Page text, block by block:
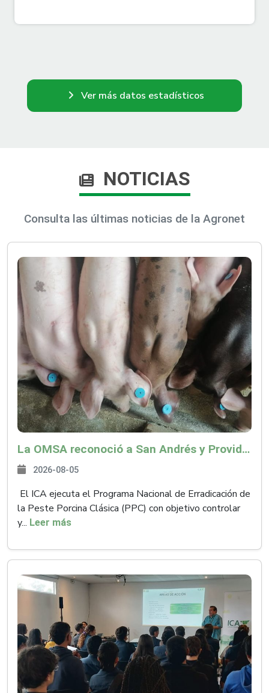
Ver más datos estadísticos
NOTICIAS
Consulta las últimas noticias de la Agronet
La OMSA reconoció a San Andrés y Providencia como zona libre de Peste Porcina Clásica (PPC)
2026-08-05
El ICA ejecuta el Programa Nacional de Erradicación de
la Peste Porcina Clásica (PPC) con objetivo controlar
y... Leer más